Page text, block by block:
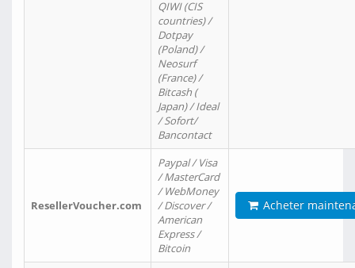
QIWI (CIS
countries) /
Dotpay
(Poland) /
Neosurf
(France) /
Bitcash (
Japan) / Ideal
/ Sofort/
Bancontact
ResellerVoucher.com
Paypal / Visa
/ MasterCard
/ WebMoney
/ Discover /
American
Express /
Bitcoin
Acheter